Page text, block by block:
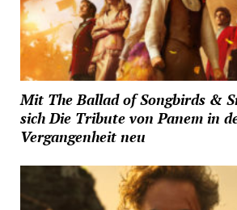
Mit The Ballad of Songbirds &
sich Die Tribute von Panem in
Vergangenheit neu